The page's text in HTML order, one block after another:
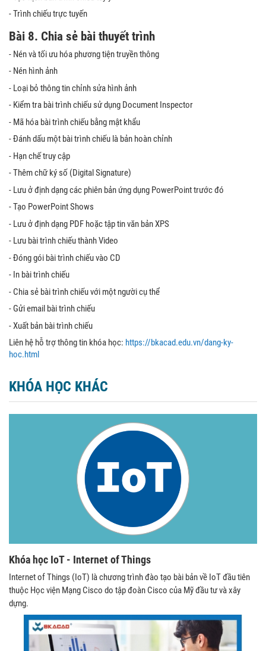
- Trình chiếu trực tuyến
Bài 8. Chia sẻ bài thuyết trình
- Nén và tối ưu hóa phương tiện truyền thông
- Nén hình ảnh
- Loại bỏ thông tin chỉnh sửa hình ảnh
- Kiểm tra bài trình chiếu sử dụng Document Inspector
- Mã hóa bài trình chiếu bằng mật khẩu
- Đánh dấu một bài trình chiếu là bản hoàn chỉnh
- Hạn chế truy cập
- Thêm chữ ký số (Digital Signature)
- Lưu ở định dạng các phiên bản ứng dụng PowerPoint trước đó
- Tạo PowerPoint Shows
- Lưu ở định dạng PDF hoặc tập tin văn bản XPS
- Lưu bài trình chiếu thành Video
- Đóng gói bài trình chiếu vào CD
- In bài trình chiếu
- Chia sẻ bài trình chiếu với một người cụ thể
- Gửi email bài trình chiếu
- Xuất bản bài trình chiếu
Liên hệ hỗ trợ thông tin khóa học: https://bkacad.edu.vn/dang-ky-
hoc.html
KHÓA HỌC KHÁC
Khóa học IoT - Internet of Things
Internet of Things (IoT) là chương trình đào tạo bài bản về IoT đầu tiên
thuộc Học viện Mạng Cisco do tập đoàn Cisco của Mỹ đầu tư và xây
dựng.